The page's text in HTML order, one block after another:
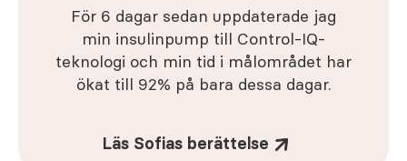
För 6 dagar sedan uppdaterade jag
min insulinpump till Control-IQ-
teknologi och min tid i målområdet har
ökat till 92% på bara dessa dagar.
Läs Sofias berättelse